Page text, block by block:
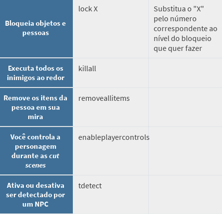
Bloqueia objetos e
pessoas
lock X
Substitua o "X"
pelo número
correspondente ao
nível do bloqueio
que quer fazer
Executa todos os
inimigos ao redor
killall
Remove os itens da
pessoa em sua
mira
removeallitems
Você controla a
personagem
durante ascut
scenes
enableplayercontrols
Ativa ou desativa
ser detectado por
um NPC
tdetect